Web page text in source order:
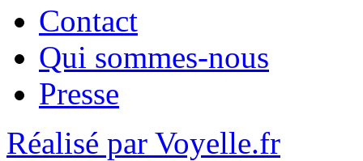
Contact
Qui sommes-nous
Presse
Réalisé par Voyelle.fr